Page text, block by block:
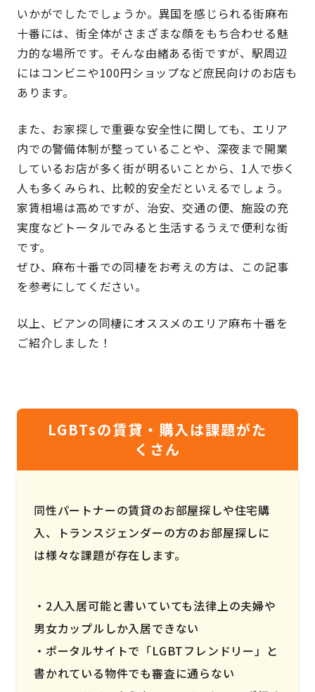
いかがでしたでしょうか。異国を感じられる街麻布
十番には、街全体がさまざまな顔をもち合わせる魅
力的な場所です。そんな由緒ある街ですが、駅周辺
にはコンビニや100円ショップなど庶民向けのお店も
あります。
また、お家探しで重要な安全性に関しても、エリア
内での警備体制が整っていることや、深夜まで開業
しているお店が多く街が明るいことから、1人で歩く
人も多くみられ、比較的安全だといえるでしょう。
家賃相場は高めですが、治安、交通の便、施設の充
実度などトータルでみると生活するうえで便利な街
です。
ぜひ、麻布十番での同棲をお考えの方は、この記事
を参考にしてください。
以上、ビアンの同棲にオススメのエリア麻布十番を
ご紹介しました！
LGBTsの賃貸・購入は課題がた
くさん
同性パートナーの賃貸のお部屋探しや住宅購
入、トランスジェンダーの方のお部屋探しに
は様々な課題が存在します。
2人入居可能と書いていても法律上の夫婦や
男女カップルしか入居できない
ポータルサイトで「LGBTフレンドリー」と
書かれている物件でも審査に通らない